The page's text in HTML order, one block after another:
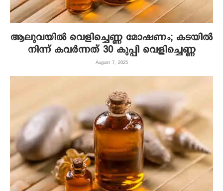
ആലുവയില്‍ വെളിച്ചെണ്ണ മോഷണം; കടയില്‍
നിന്ന് കവര്‍ന്നത് 30 കുപ്പി വെളിച്ചെണ്ണ
August 7, 2025